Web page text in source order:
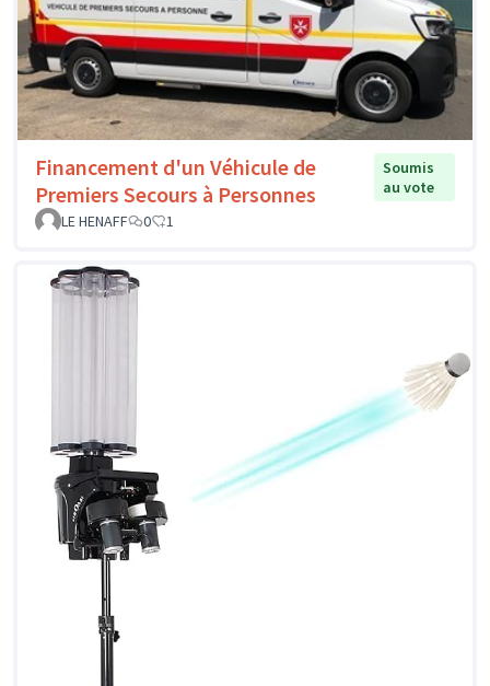
Financement d'un Véhicule de
Premiers Secours à Personnes
Soumis
au vote
LE HENAFF
0 1